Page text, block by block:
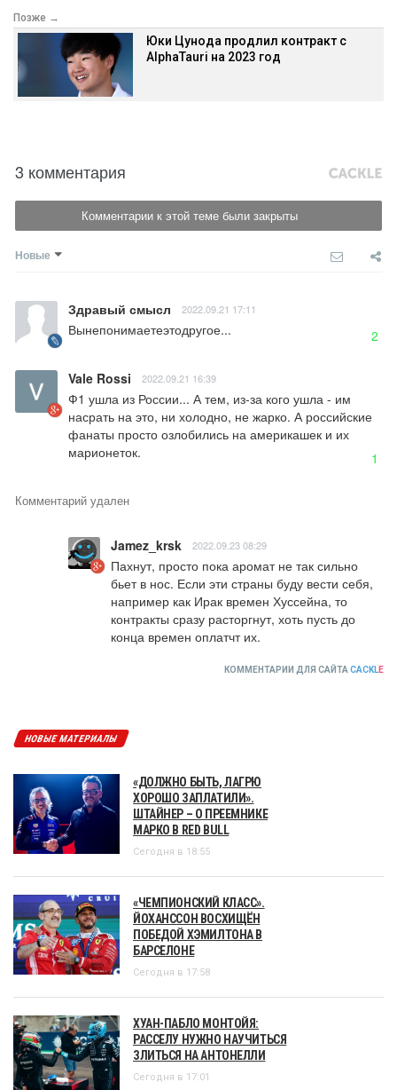
Позже →
Юки Цунода продлил контракт с
AlphaTauri на 2023 год
3 комментария
Комментарии к этой теме были закрыты
Новые
Здравый смысл 2022.09.21 17:11
Вынепонимаетеэтодругое... 2
Vale Rossi 2022.09.21 16:39
Ф1 ушла из России... А тем, из-за кого ушла - им
насрать на это, ни холодно, не жарко. А российские
фанаты просто озлобились на америкашек и их
марионеток.
1
Комментарий удален
Jamez_krsk 2022.09.23 08:29
Пахнут, просто пока аромат не так сильно
бьет в нос. Если эти страны буду вести себя,
например как Ирак времен Хуссейна, то
контракты сразу расторгнут, хоть пусть до
конца времен оплатчт их.
КОММЕНТАРИИ ДЛЯ САЙТА CACKLE
НОВЫЕ МАТЕРИАЛЫ
«ДОЛЖНО БЫТЬ, ЛАГРЮ
ХОРОШО ЗАПЛАТИЛИ».
ШТАЙНЕР – О ПРЕЕМНИКЕ
МАРКО В RED BULL
Сегодня в 18:55
«ЧЕМПИОНСКИЙ КЛАСС».
ЙОХАНССОН ВОСХИЩЁН
ПОБЕДОЙ ХЭМИЛТОНА В
БАРСЕЛОНЕ
Сегодня в 17:58
ХУАН-ПАБЛО МОНТОЙЯ:
РАССЕЛУ НУЖНО НАУЧИТЬСЯ
ЗЛИТЬСЯ НА АНТОНЕЛЛИ
Сегодня в 17:01